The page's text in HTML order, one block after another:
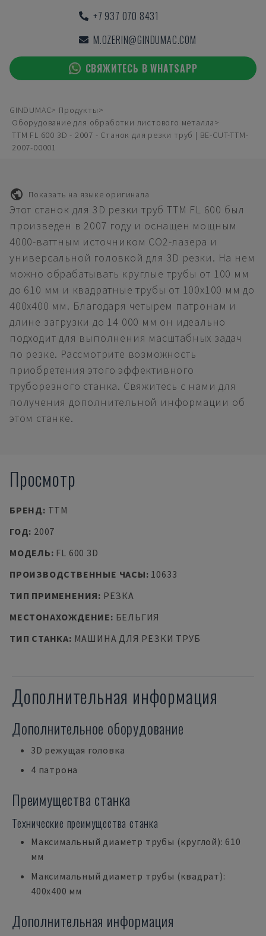
+7 937 070 8431
M.OZERIN@GINDUMAC.COM
СВЯЖИТЕСЬ В WHATSAPP
GINDUMAC
Продукты
Оборудование для обработки листового металла
TTM FL 600 3D - 2007 - Станок для резки труб | BE-CUT-TTM-
2007-00001
Показать на языке оригинала
Этот станок для 3D резки труб TTM FL 600 был
произведен в 2007 году и оснащен мощным
4000-ваттным источником CO2-лазера и
универсальной головкой для 3D резки. На нем
можно обрабатывать круглые трубы от 100 мм
до 610 мм и квадратные трубы от 100x100 мм до
400x400 мм. Благодаря четырем патронам и
длине загрузки до 14 000 мм он идеально
подходит для выполнения масштабных задач
по резке. Рассмотрите возможность
приобретения этого эффективного
труборезного станка. Свяжитесь с нами для
получения дополнительной информации об
этом станке.
Просмотр
БРЕНД: TTM
ГОД: 2007
МОДЕЛЬ: FL 600 3D
ПРОИЗВОДСТВЕННЫЕ ЧАСЫ: 10633
ТИП ПРИМЕНЕНИЯ: РЕЗКА
МЕСТОНАХОЖДЕНИЕ: БЕЛЬГИЯ
ТИП СТАНКА: МАШИНА ДЛЯ РЕЗКИ ТРУБ
Дополнительная информация
Дополнительное оборудование
3D режущая головка
4 патрона
Преимущества станка
Технические преимущества станка
Максимальный диаметр трубы (круглой): 610
мм
Максимальный диаметр трубы (квадрат):
400x400 мм
Дополнительная информация